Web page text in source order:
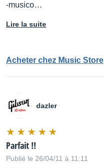
-musico…
Lire la suite
Acheter chez Music Store
dazler
Parfait !!
Publié le 26/04/11 à 11:11